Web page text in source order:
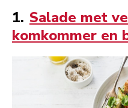
1. Salade met
komkommer en